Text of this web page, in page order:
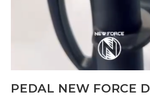
PEDAL NEW FORCE